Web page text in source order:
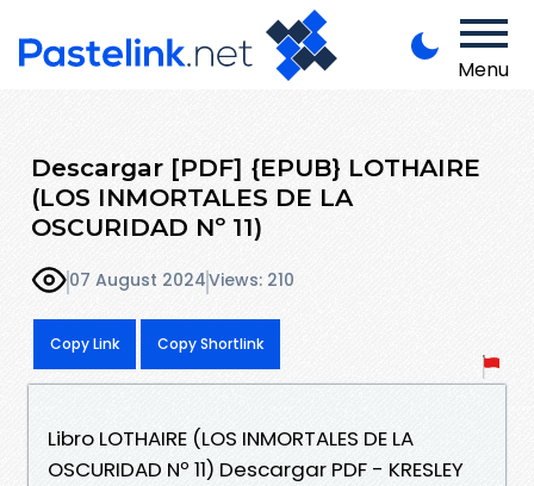
Menu
Descargar [PDF] {EPUB} LOTHAIRE
(LOS INMORTALES DE LA
OSCURIDAD Nº 11)
07 August 2024Views: 210
Copy Link Copy Shortlink
Libro LOTHAIRE (LOS INMORTALES DE LA
OSCURIDAD Nº 11) Descargar PDF - KRESLEY